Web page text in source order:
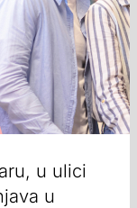
u ulici
u